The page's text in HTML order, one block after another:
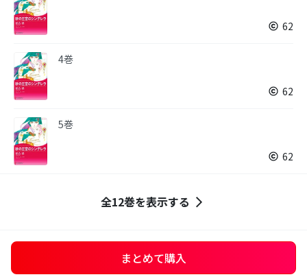
62
4巻
62
5巻
62
全12巻を表示する
まとめて購入